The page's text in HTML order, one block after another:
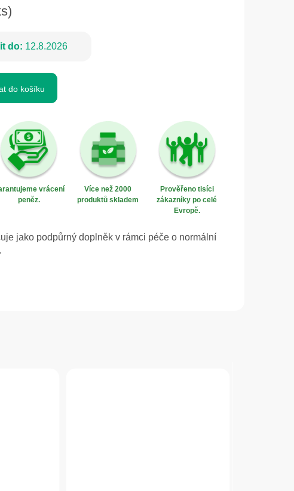
do: 12.8.2026
do košíku
vrácení
peněz.
Více než 2000
produktů skladem
Prověřeno tisíci
zákazníky po celé
Evropě.
jako podpůrný doplněk v rámci péče o normální